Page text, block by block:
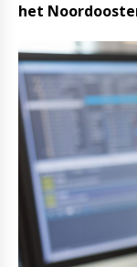
het